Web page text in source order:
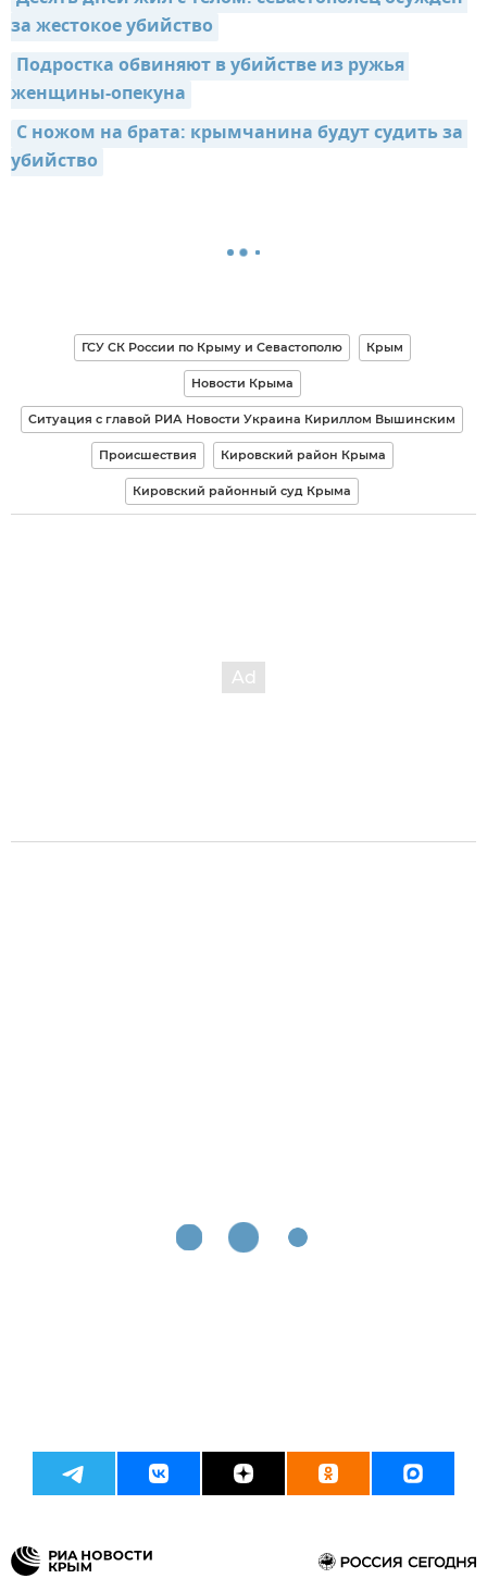
за жестокое уб­ийство
Подростка обвиняют в убийстве из ружья
женщины-опекуна
С ножом на брата: кр­ымчанина будут судить за
убийство
ГСУ СК России по Крыму и Севастополю Крым
Новости Крыма
Ситуация с главой РИА Новости Украина Кириллом Вышинским
Происшествия Кировский район Крыма
Кировский районный суд Крыма